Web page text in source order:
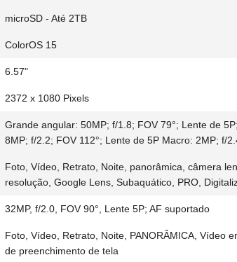
microSD - Até 2TB
ColorOS 15
6.57"
2372 x 1080 Pixels
Grande angular: 50MP; f/1.8; FOV 79°; Lente de
8MP; f/2.2; FOV 112°; Lente de 5P Macro: 2MP; f/
Foto, Vídeo, Retrato, Noite, panorâmica, câmera
resolução, Google Lens, Subaquático, PRO,
32MP, f/2.0, FOV 90°, Lente 5P; AF suportado
Foto, Vídeo, Retrato, Noite, PANORÂMICA, Vídeo
de preenchimento de tela